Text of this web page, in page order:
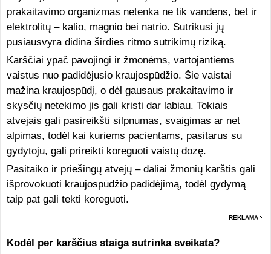
prakaitavimo organizmas netenka ne tik vandens, bet ir
elektrolitų – kalio, magnio bei natrio. Sutrikusi jų
pusiausvyra didina širdies ritmo sutrikimų riziką.
Karščiai ypač pavojingi ir žmonėms, vartojantiems
vaistus nuo padidėjusio kraujospūdžio. Šie vaistai
mažina kraujospūdį, o dėl gausaus prakaitavimo ir
skysčių netekimo jis gali kristi dar labiau. Tokiais
atvejais gali pasireikšti silpnumas, svaigimas ar net
alpimas, todėl kai kuriems pacientams, pasitarus su
gydytoju, gali prireikti koreguoti vaistų dozę.
Pasitaiko ir priešingų atvejų – daliai žmonių karštis gali
išprovokuoti kraujospūdžio padidėjimą, todėl gydymą
taip pat gali tekti koreguoti.
REKLAMA
Kodėl per karščius staiga sutrinka sveikata?